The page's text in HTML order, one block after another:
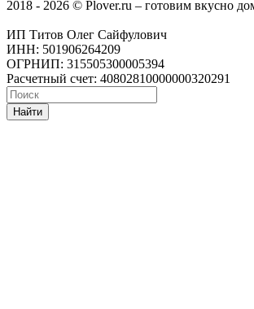
2018 - 2026 © Plover.ru – готовим вкусно
ИП Титов Олег Сайфулович
ИНН: 501906264209
ОГРНИП: 315505300005394
Расчетный счет: 40802810000000320291
Найти